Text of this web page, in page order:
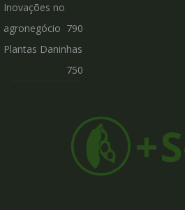
Inovações no
agronegócio 790
Plantas Daninhas
750